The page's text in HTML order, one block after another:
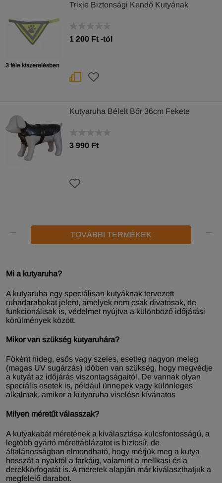
3 féle kiszerelésben
Trixie Biztonsági Kendő Kutyának
1 200 Ft -tól
Kutyaruha Bélelt Bőr 36cm Fekete
3 990 Ft
TOVÁBBI TERMÉKEK
Mi a kutyaruha?
A kutyaruha egy speciálisan kutyáknak tervezett
ruhadarabokat jelent, amelyek nem csak divatosak, de
funkcionálisak is, védelmet nyújtva a különböző időjárási
körülmények között.
Mikor van szükség kutyaruhára?
Főként hideg, esős vagy szeles, esetleg nagyon meleg
(magas UV sugárzás) időben van szükség, hogy megvédje
a kutyát az időjárás viszontagságaitól. De vannak olyan
speciális esetek is, például ünnepek vagy különleges
alkalmak, amikor a kutyaruha viselése kívánatos
Milyen méretűt válasszak?
A kutyakabát méretének a kiválasztása kulcsfontosságú, a
legtöbb gyártó mérettáblázatot is biztosít, de
általánosságban elmondható, hogy mérjük meg a kutya
hosszát a nyaktól a farkáig, valamint a mellkasi és a
derékkörfogatát is. A méretek alapján már kiválaszthatjuk a
megfelelő darabot.